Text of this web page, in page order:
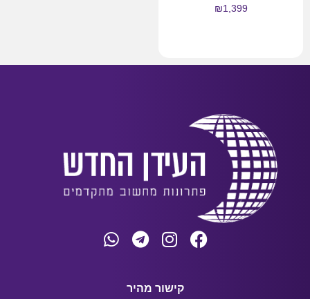
₪1,399
קישור מהיר